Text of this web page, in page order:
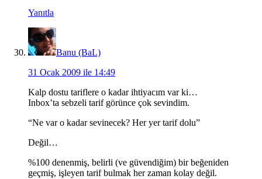
Yanıtla
Banu (BaL)
31 Ocak 2009 ile 14:49
Kalp dostu tariflere o kadar ihtiyacım var ki…
Inbox’ta sebzeli tarif görünce çok sevindim.
“Ne var o kadar sevinecek? Her yer tarif dolu”
Değil…
%100 denenmiş, belirli (ve güvendiğim) bir beğeniden
geçmiş, işleyen tarif bulmak her zaman kolay değil.